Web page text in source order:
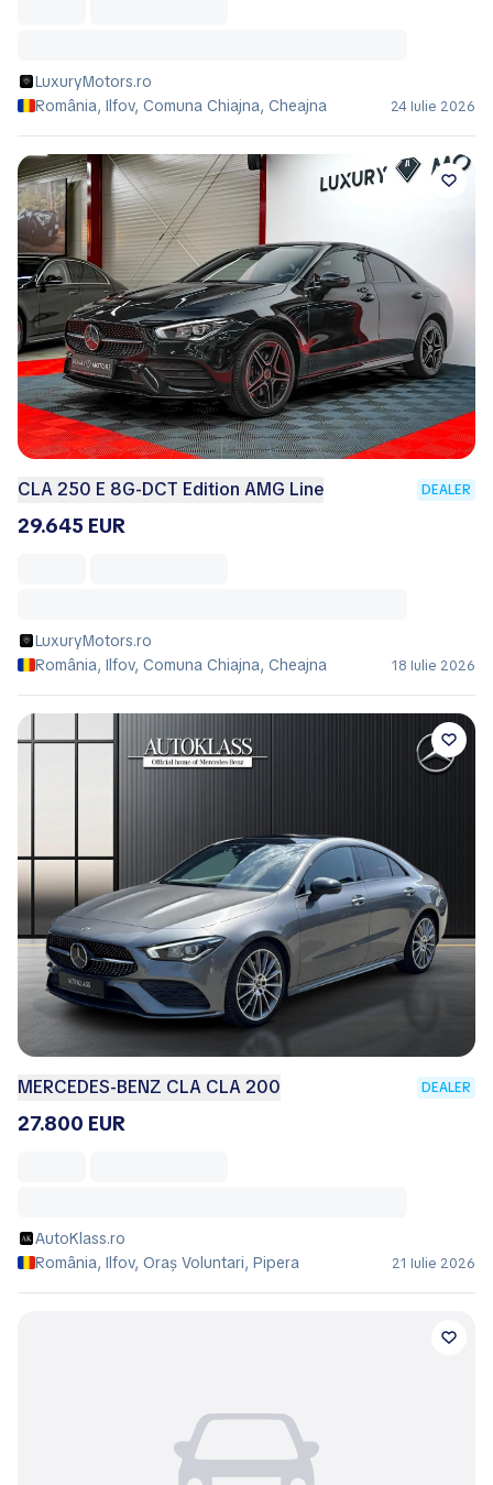
LuxuryMotors.ro
România, Ilfov, Comuna Chiajna, Cheajna
24 Iulie 2026
CLA 250 E 8G-DCT Edition AMG Line DEALER
29.645 EUR
LuxuryMotors.ro
România, Ilfov, Comuna Chiajna, Cheajna
18 Iulie 2026
MERCEDES-BENZ CLA CLA 200 DEALER
27.800 EUR
AutoKlass.ro
România, Ilfov, Oraș Voluntari, Pipera
21 Iulie 2026